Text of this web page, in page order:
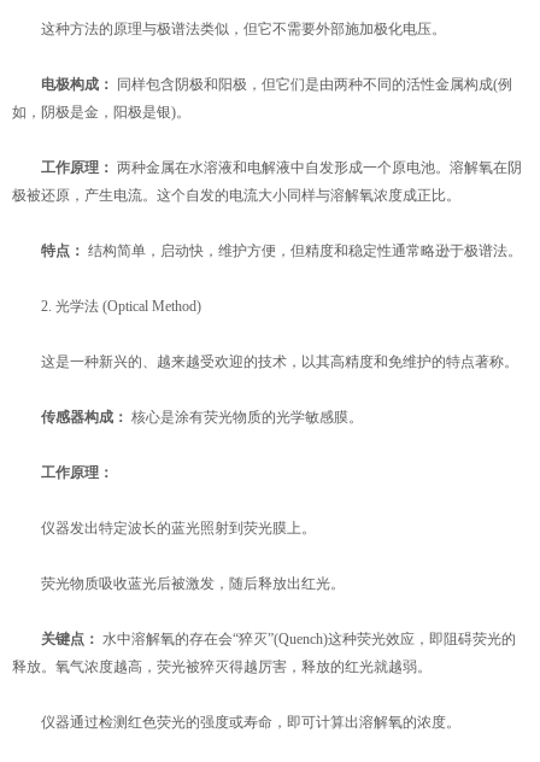
这种方法的原理与极谱法类似，但它不需要外部施加极化电压。
电极构成：
​ 同样包含阴极和阳极，但它们是由两种不同的活性金属构成(例
如，阴极是金，阳极是银)。
工作原理： ​ 两种金属在水溶液和电解液中自发形成一个原电池。溶解氧在阴
极被还原，产生电流。这个自发的电流大小同样与溶解氧浓度成正比。
特点： ​ 结构简单，启动快，维护方便，但精度和稳定性通常略逊于极谱法。
2. 光学法 (Optical Method)
这是一种新兴的、越来越受欢迎的技术，以其高精度和免维护的特点著称。
传感器构成： ​ 核心是涂有荧光物质的光学敏感膜。
工作原理：
仪器发出特定波长的蓝光照射到荧光膜上。
荧光物质吸收蓝光后被激发，随后释放出红光。
关键点： ​ 水中溶解氧的存在会“猝灭”(Quench)这种荧光效应，即阻碍荧光的
释放。氧气浓度越高，荧光被猝灭得越厉害，释放的红光就越弱。
仪器通过检测红色荧光的强度或寿命，即可计算出溶解氧的浓度。